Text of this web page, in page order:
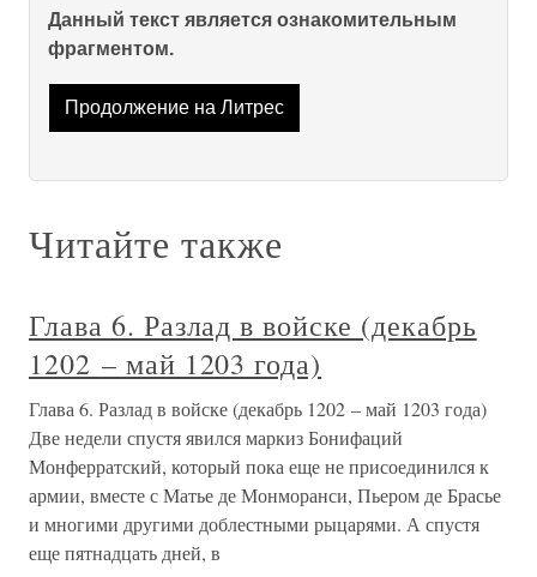
Данный текст является ознакомительным
фрагментом.
Продолжение на Литрес
Читайте также
Глава 6. Разлад в войске (декабрь
1202 – май 1203 года)
Глава 6. Разлад в войске (декабрь 1202 – май 1203 года)
Две недели спустя явился маркиз Бонифаций
Монферратский, который пока еще не присоединился к
армии, вместе с Матье де Монморанси, Пьером де Брасье
и многими другими доблестными рыцарями. А спустя
еще пятнадцать дней, в